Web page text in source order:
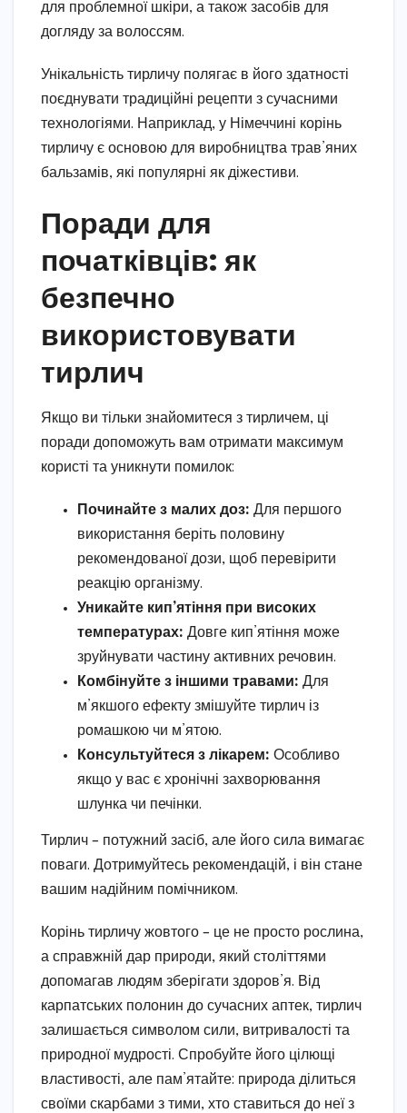
для проблемної шкіри, а також засобів для
догляду за волоссям.
Унікальність тирличу полягає в його здатності
поєднувати традиційні рецепти з сучасними
технологіями. Наприклад, у Німеччині корінь
тирличу є основою для виробництва трав’яних
бальзамів, які популярні як діжестиви.
Поради для
початківців: як
безпечно
використовувати
тирлич
Якщо ви тільки знайомитеся з тирличем, ці
поради допоможуть вам отримати максимум
користі та уникнути помилок:
Починайте з малих доз: Для першого
використання беріть половину
рекомендованої дози, щоб перевірити
реакцію організму.
Уникайте кип’ятіння при високих
температурах: Довге кип’ятіння може
зруйнувати частину активних речовин.
Комбінуйте з іншими травами: Для
м’якшого ефекту змішуйте тирлич із
ромашкою чи м’ятою.
Консультуйтеся з лікарем: Особливо
якщо у вас є хронічні захворювання
шлунка чи печінки.
Тирлич – потужний засіб, але його сила вимагає
поваги. Дотримуйтесь рекомендацій, і він стане
вашим надійним помічником.
Корінь тирличу жовтого – це не просто рослина,
а справжній дар природи, який століттями
допомагав людям зберігати здоров’я. Від
карпатських полонин до сучасних аптек, тирлич
залишається символом сили, витривалості та
природної мудрості. Спробуйте його цілющі
властивості, але пам’ятайте: природа ділиться
своїми скарбами з тими, хто ставиться до неї з